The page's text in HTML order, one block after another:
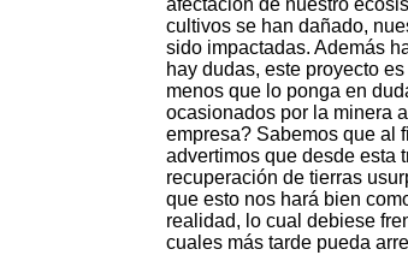
afectación de nuestro
cultivos se han dañado,
sido impactadas. Además
hay dudas, este proyecto
menos que lo ponga en
ocasionados por la minera
empresa? Sabemos que al
advertimos que desde esta
recuperación de tierras
que esto nos hará bien
realidad, lo cual debiese
cuales más tarde pueda